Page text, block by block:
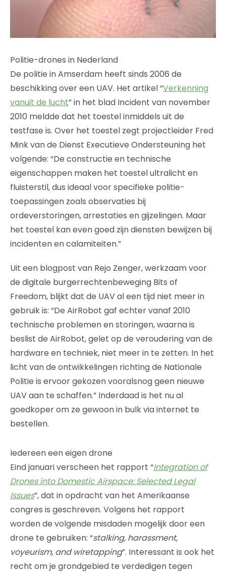
Politie-drones in Nederland
De politie in Amserdam heeft sinds 2006 de
beschikking over een UAV. Het artikel “Verkenning
vanuit de lucht” in het blad Incident van november
2010 meldde dat het toestel inmiddels uit de
testfase is. Over het toestel zegt projectleider Fred
Mink van de Dienst Executieve Ondersteuning het
volgende: “De constructie en technische
eigenschappen maken het toestel ultralicht en
fluisterstil, dus ideaal voor specifieke politie-
toepassingen zoals observaties bij
ordeverstoringen, arrestaties en gijzelingen. Maar
het toestel kan even goed zijn diensten bewijzen bij
incidenten en calamiteiten.”
Uit een blogpost van Rejo Zenger, werkzaam voor
de digitale burgerrechtenbeweging Bits of
Freedom, blijkt dat de UAV al een tijd niet meer in
gebruik is: “De AirRobot gaf echter vanaf 2010
technische problemen en storingen, waarna is
beslist de AirRobot, gelet op de veroudering van de
hardware en techniek, niet meer in te zetten. In het
licht van de ontwikkelingen richting de Nationale
Politie is ervoor gekozen vooralsnog geen nieuwe
UAV aan te schaffen.” Inderdaad is het nu al
goedkoper om ze gewoon in bulk via internet te
bestellen.
Iedereen een eigen drone
Eind januari verscheen het rapport “Integration of
Drones into Domestic Airspace: Selected Legal
Issues”, dat in opdracht van het Amerikaanse
congres is geschreven. Volgens het rapport
worden de volgende misdaden mogelijk door een
drone te gebruiken: “stalking, harassment,
voyeurism, and wiretapping”. Interessant is ook het
recht om je grondgebied te verdedigen tegen